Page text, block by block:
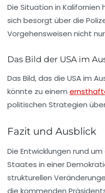
Die Situation in
sich besorgt über die
Vorgehensweisen nicht
Das Bild der USA im
Das Bild, das die USA im
könnte zu einem
politischen Strategien
Fazit und Ausblick
Die Entwicklungen rund
Staates in einer
strukturellen
die kommenden